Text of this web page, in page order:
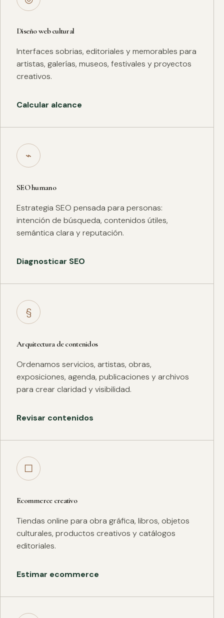
Diseño web cultural
Interfaces sobrias, editoriales y memorables para
artistas, galerías, museos, festivales y proyectos
creativos.
Calcular alcance
⌁
SEO humano
Estrategia SEO pensada para personas:
intención de búsqueda, contenidos útiles,
semántica clara y reputación.
Diagnosticar SEO
§
Arquitectura de contenidos
Ordenamos servicios, artistas, obras,
exposiciones, agenda, publicaciones y archivos
para crear claridad y visibilidad.
Revisar contenidos
□
Ecommerce creativo
Tiendas online para obra gráfica, libros, objetos
culturales, productos creativos y catálogos
editoriales.
Estimar ecommerce